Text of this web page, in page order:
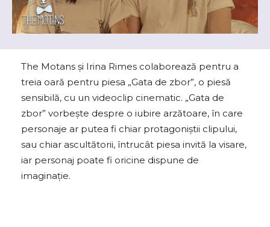
The Motans și Irina Rimes colaborează pentru a
treia oară pentru piesa „Gata de zbor”, o piesă
sensibilă, cu un videoclip cinematic. „Gata de
zbor” vorbește despre o iubire arzătoare, în care
personaje ar putea fi chiar protagoniștii clipului,
sau chiar ascultătorii, întrucât piesa invită la visare,
iar personaj poate fi oricine dispune de
imaginație.